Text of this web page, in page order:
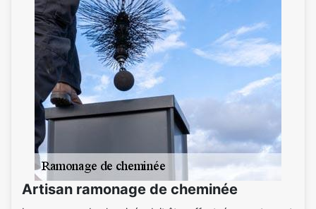
Artisan ramonage de cheminée